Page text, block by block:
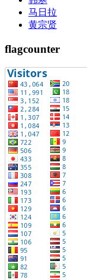
马日拉
黄宗贤
flagcounter